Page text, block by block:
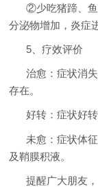
②少吃猪蹄、鱼
分泌物增加，炎症
5、疗效评价
治愈：症状消
存在。
好转：症状好
未愈：症状体
及鞘膜积液。
提醒广大朋友